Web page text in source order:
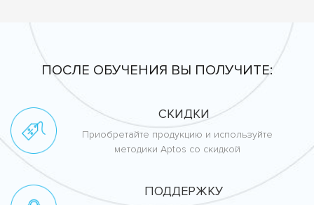
ПОСЛЕ ОБУЧЕНИЯ ВЫ ПОЛУЧИТЕ:
СКИДКИ
Приобретайте продукцию и используйте
методики Aptos со скидкой
ПОДДЕРЖКУ